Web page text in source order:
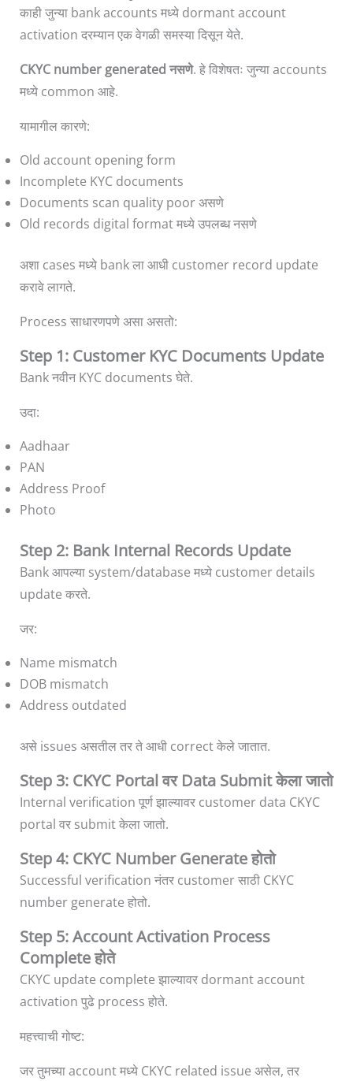
काही जुन्या bank accounts मध्ये dormant account
activation दरम्यान एक वेगळी समस्या दिसून येते.
CKYC number generated नसणे. हे विशेषतः जुन्या accounts
मध्ये common आहे.
यामागील कारणे:
Old account opening form
Incomplete KYC documents
Documents scan quality poor असणे
Old records digital format मध्ये उपलब्ध नसणे
अशा cases मध्ये bank ला आधी customer record update
करावे लागते.
Process साधारणपणे असा असतो:
Step 1: Customer KYC Documents Update
Bank नवीन KYC documents घेते.
उदा:
Aadhaar
PAN
Address Proof
Photo
Step 2: Bank Internal Records Update
Bank आपल्या system/database मध्ये customer details
update करते.
जर:
Name mismatch
DOB mismatch
Address outdated
असे issues असतील तर ते आधी correct केले जातात.
Step 3: CKYC Portal वर Data Submit केला जातो
Internal verification पूर्ण झाल्यावर customer data CKYC
portal वर submit केला जातो.
Step 4: CKYC Number Generate होतो
Successful verification नंतर customer साठी CKYC
number generate होतो.
Step 5: Account Activation Process
Complete होते
CKYC update complete झाल्यावर dormant account
activation पुढे process होते.
महत्त्वाची गोष्ट:
जर तुमच्या account मध्ये CKYC related issue असेल, तर